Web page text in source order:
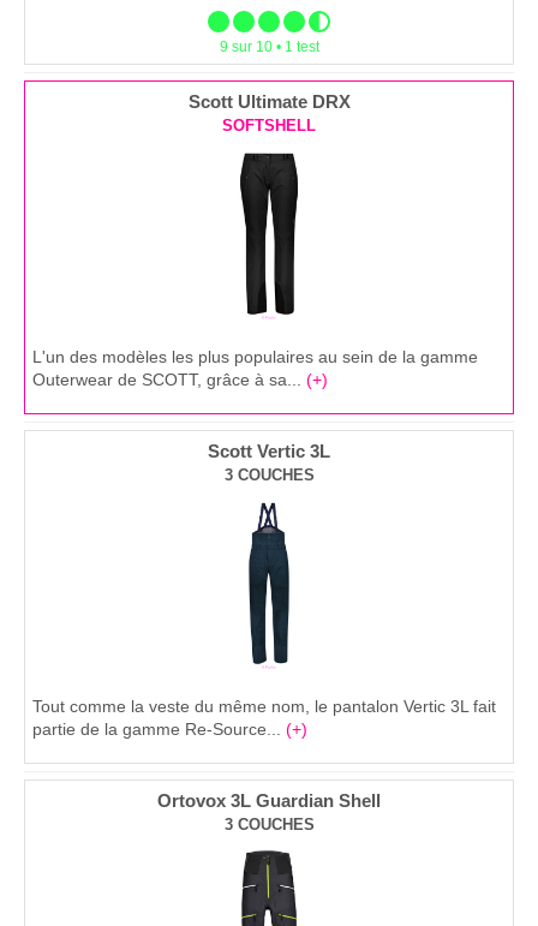
9 sur 10 • 1 test
Scott Ultimate DRX
SOFTSHELL
L'un des modèles les plus populaires au sein de la gamme
Outerwear de SCOTT, grâce à sa... (+)
Scott Vertic 3L
3 COUCHES
Tout comme la veste du même nom, le pantalon Vertic 3L fait
partie de la gamme Re-Source... (+)
Ortovox 3L Guardian Shell
3 COUCHES